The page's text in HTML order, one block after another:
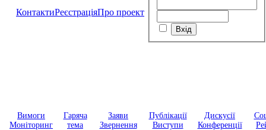
КонтактиРеєстраціяПро проект
Вимоги
Моніторинг
Гаряча
тема
Заяви
Звернення
Публікації
Виступи
Дискусії
Конференції